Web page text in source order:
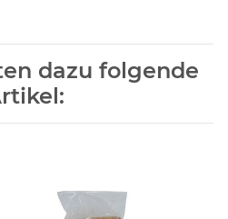
dazu folgende